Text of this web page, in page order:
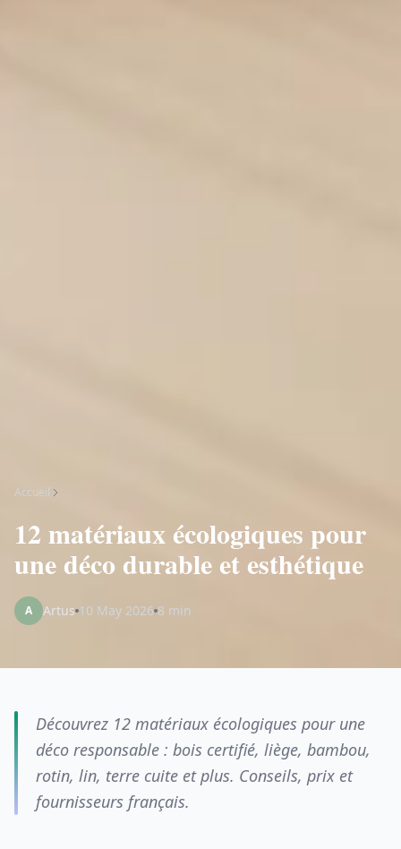
Accueil
12 matériaux écologiques pour
une déco durable et esthétique
A Artus 10 May 2026 8 min
Découvrez 12 matériaux écologiques pour une
déco responsable : bois certifié, liège, bambou,
rotin, lin, terre cuite et plus. Conseils, prix et
fournisseurs français.